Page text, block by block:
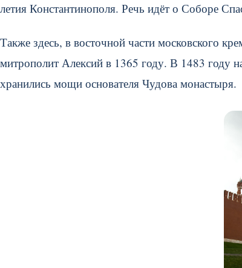
летия Константинополя. Речь идёт о Соборе
Также здесь, в восточной части московского
митрополит Алексий в 1365 году. В 1483 году
хранились мощи основателя Чудова монастыря.